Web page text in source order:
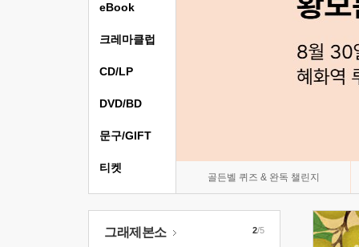
골든벨 퀴즈 & 완독 챌린지
eBook
크레마클럽
CD/LP
DVD/BD
문구/GIFT
티켓
그래제본소 2/5